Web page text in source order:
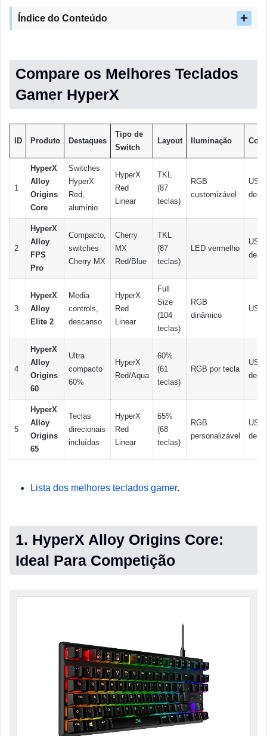
Índice do Conteúdo
Compare os Melhores Teclados
Gamer HyperX
ID Produto Destaques
Tipo de
Switch
Layout Iluminação
1
HyperX
Alloy
Origins
Core
Switches
HyperX
Red,
alumínio
HyperX
Red
Linear
TKL
(87
teclas)
RGB
customizável
2
HyperX
Alloy
FPS
Pro
Compacto,
switches
Cherry MX
Cherry
MX
Red/Blue
TKL
(87
teclas)
LED vermelho
USB
3
HyperX
Alloy
Elite 2
Media
controls,
descanso
HyperX
Red
Linear
Full
Size
(104
teclas)
RGB
dinâmico
4
HyperX
Alloy
Origins
60
Ultra
compacto
60%
HyperX
Red/Aqua
60%
(61
teclas)
RGB por tecla
5
HyperX
Alloy
Origins
65
Teclas
direcionais
incluídas
HyperX
Red
Linear
65%
(68
teclas)
RGB
personalizável
Lista dos melhores teclados gamer.
1. HyperX Alloy Origins Core:
Ideal Para Competição